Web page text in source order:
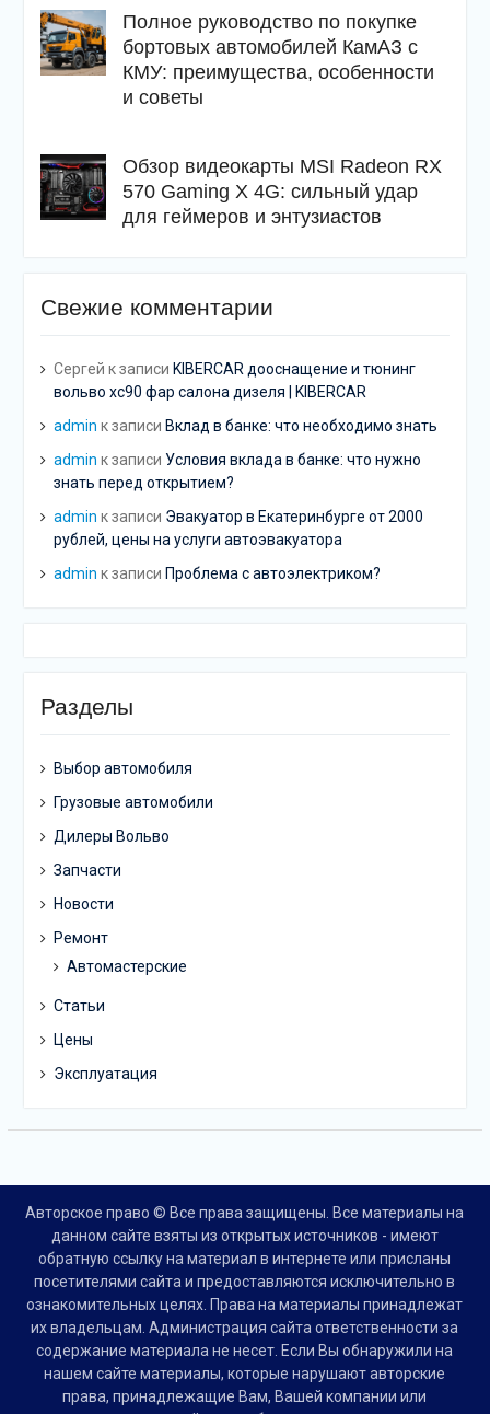
Полное руководство по покупке
бортовых автомобилей КамАЗ с
КМУ: преимущества, особенности
и советы
Обзор видеокарты MSI Radeon RX
570 Gaming X 4G: сильный удар
для геймеров и энтузиастов
Свежие комментарии
Сергей к записи KIBERCAR дооснащение и тюнинг
вольво хс90 фар салона дизеля | KIBERCAR
admin к записи Вклад в банке: что необходимо знать
admin к записи Условия вклада в банке: что нужно
знать перед открытием?
admin к записи Эвакуатор в Екатеринбурге от 2000
рублей, цены на услуги автоэвакуатора
admin к записи Проблема с автоэлектриком?
Разделы
Выбор автомобиля
Грузовые автомобили
Дилеры Вольво
Запчасти
Новости
Ремонт
Автомастерские
Статьи
Цены
Эксплуатация
Авторское право © Все права защищены. Все материалы на
данном сайте взяты из открытых источников - имеют
обратную ссылку на материал в интернете или присланы
посетителями сайта и предоставляются исключительно в
ознакомительных целях. Права на материалы принадлежат
их владельцам. Администрация сайта ответственности за
содержание материала не несет. Если Вы обнаружили на
нашем сайте материалы, которые нарушают авторские
права, принадлежащие Вам, Вашей компании или